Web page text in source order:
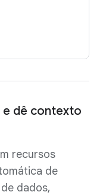
dê contexto
recursos
de
dados,